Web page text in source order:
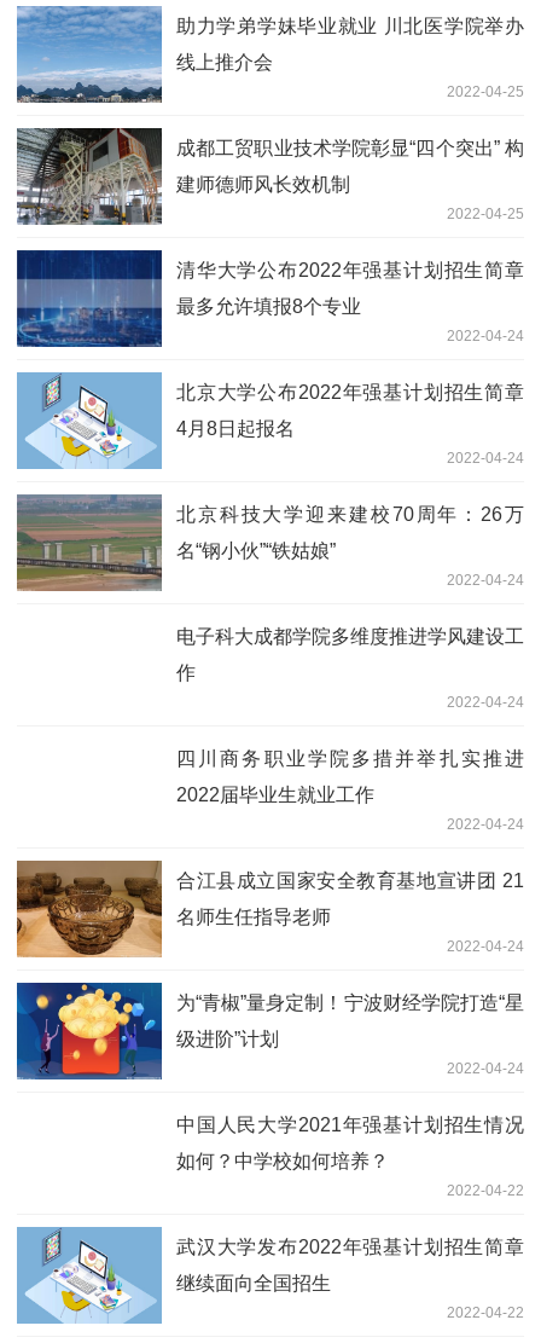
助力学弟学妹毕业就业 川北医学院举办
线上推介会
2022-04-25
成都工贸职业技术学院彰显“四个突出” 构
建师德师风长效机制
2022-04-25
清华大学公布2022年强基计划招生简章
最多允许填报8个专业
2022-04-24
北京大学公布2022年强基计划招生简章
4月8日起报名
2022-04-24
北京科技大学迎来建校70周年：26万
名“钢小伙”“铁姑娘”
2022-04-24
电子科大成都学院多维度推进学风建设工
作
2022-04-24
四川商务职业学院多措并举扎实推进
2022届毕业生就业工作
2022-04-24
合江县成立国家安全教育基地宣讲团 21
名师生任指导老师
2022-04-24
为“青椒”量身定制！宁波财经学院打造“星
级进阶”计划
2022-04-24
中国人民大学2021年强基计划招生情况
如何？中学校如何培养？
2022-04-22
武汉大学发布2022年强基计划招生简章
继续面向全国招生
2022-04-22